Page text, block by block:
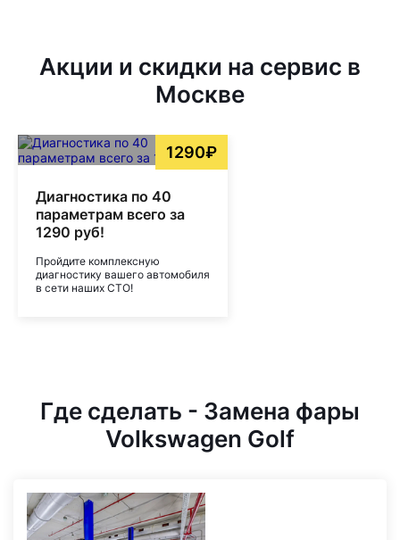
Акции и скидки на сервис в
Москве
1290₽
Диагностика по 40
параметрам всего за
1290 руб!
Пройдите комплексную
диагностику вашего автомобиля
в сети наших СТО!
Где сделать - Замена фары
Volkswagen Golf